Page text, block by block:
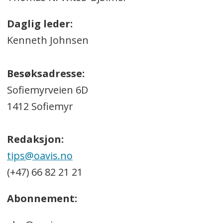
Daglig leder:
Kenneth Johnsen
Besøksadresse:
Sofiemyrveien 6D
1412 Sofiemyr
Redaksjon:
tips@oavis.no
(+47) 66 82 21 21
Abonnement: